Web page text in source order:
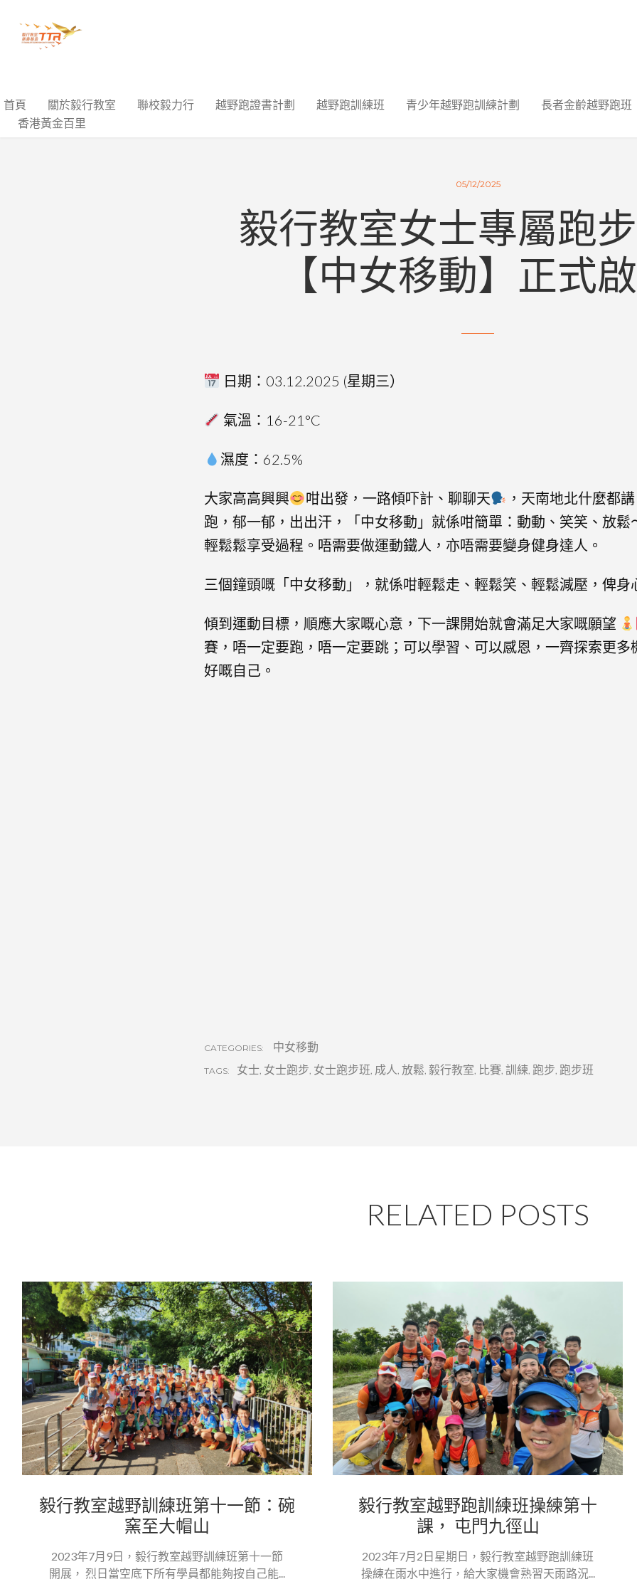
首頁 關於毅行教室 聯校毅力行 越野跑證書計劃 越野跑訓練班 青少年越野跑訓練計劃 長者金齡越野跑班
香港黃金百里
05/12/2025
毅行教室女士專屬跑
【中女移動】正式
日期：03.12.2025 (星期三）
氣溫：16-21°C
濕度：62.5%
大家高高興興 咁出發，一路傾吓計、聊聊天
，天南地北什麼都
跑，郁一郁，出出汗，「中女移動」就係咁簡單：動動、笑笑、放鬆
輕鬆鬆享受過程。唔需要做運動鐵人，亦唔需要變身健身達人。
三個鐘頭嘅「中女移動」，就係咁輕鬆走、輕鬆笑、輕鬆減壓，俾身
傾到運動目標，順應大家嘅心意，下一課開始就會滿足大家嘅願望
賽，唔一定要跑，唔一定要跳；可以學習、可以感恩，一齊探索更多
好嘅自己。
CATEGORIES: 中女移動
TAGS: 女士, 女士跑步, 女士跑步班, 成人, 放鬆, 毅行教室, 比賽, 訓練, 跑步, 跑步班
RELATED POSTS
毅行教室越野訓練班第十一節：碗
窯至大帽山
2023年7月9日，毅行教室越野訓練班第十一節
開展， 烈日當空底下所有學員都能夠按自己能...
毅行教室越野跑訓練班操練第十
課， 屯門九徑山
2023年7月2日星期日，毅行教室越野跑訓練班
操練在雨水中進行，給大家機會熟習天雨路況...